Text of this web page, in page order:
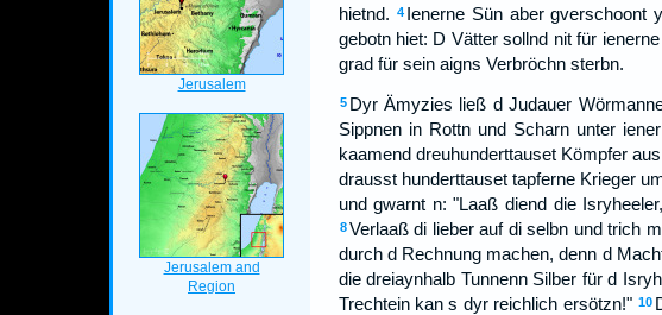
hietnd. 4 Ienerne Sün aber gverschoont
gebotn hiet: D Vätter sollnd nit für
grad für sein aigns Verbröchn sterbn.
5 Dyr Ämyzies ließ d Judauer
Sippnen in Rottn und Scharn unter
kaamend dreuhunderttauset Kömpfer
drausst hunderttauset tapferne Krieger
und gwarnt n: "Laaß diend die
8 Verlaaß di lieber auf di selbn und trich
durch d Rechnung machen, denn d
die dreiaynhalb Tunnenn Silber für d
Trechtein kan s dyr reichlich ersötzn!" 10